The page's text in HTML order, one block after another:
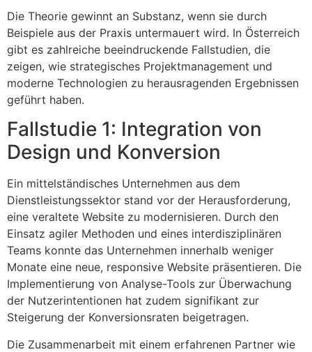
Die Theorie gewinnt an Substanz, wenn sie durch
Beispiele aus der Praxis untermauert wird. In Österreich
gibt es zahlreiche beeindruckende Fallstudien, die
zeigen, wie strategisches Projektmanagement und
moderne Technologien zu herausragenden Ergebnissen
geführt haben.
Fallstudie 1: Integration von
Design und Konversion
Ein mittelständisches Unternehmen aus dem
Dienstleistungssektor stand vor der Herausforderung,
eine veraltete Website zu modernisieren. Durch den
Einsatz agiler Methoden und eines interdisziplinären
Teams konnte das Unternehmen innerhalb weniger
Monate eine neue, responsive Website präsentieren. Die
Implementierung von Analyse-Tools zur Überwachung
der Nutzerintentionen hat zudem signifikant zur
Steigerung der Konversionsraten beigetragen.
Die Zusammenarbeit mit einem erfahrenen Partner wie